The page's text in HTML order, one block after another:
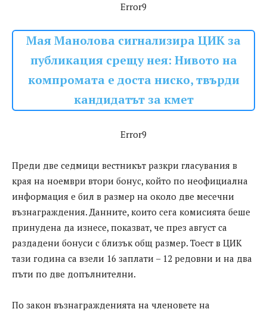
Error9
Мая Манолова сигнализира ЦИК за
публикация срещу нея: Нивото на
компромата е доста ниско, твърди
кандидатът за кмет
Error9
Преди две седмици вестникът разкри гласувания в
края на ноември втори бонус, който по неофициална
информация е бил в размер на около две месечни
възнаграждения. Данните, които сега комисията беше
принудена да изнесе, показват, че през август са
раздадени бонуси с близък общ размер. Тоест в ЦИК
тази година са взели 16 заплати – 12 редовни и на два
пъти по две допълнителни.
По закон възнагражденията на членовете на